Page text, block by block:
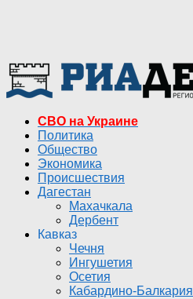
СВО на Украине
Политика
Общество
Экономика
Происшествия
Дагестан
Махачкала
Дербент
Кавказ
Чечня
Ингушетия
Осетия
Кабардино-Балкария